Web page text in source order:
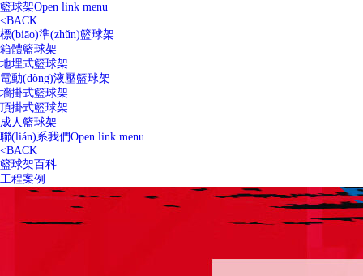
籃球架Open link menu
<BACK
標(biāo)準(zhǔn)籃球架
箱體籃球架
地埋式籃球架
電動(dòng)液壓籃球架
墻掛式籃球架
頂掛式籃球架
成人籃球架
聯(lián)系我們Open link menu
<BACK
籃球架百科
工程案例